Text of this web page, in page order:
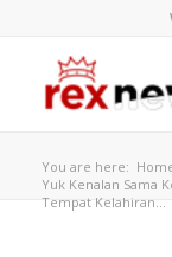
You are here:
Yuk Kenalan Sama
Tempat Kelahiran...